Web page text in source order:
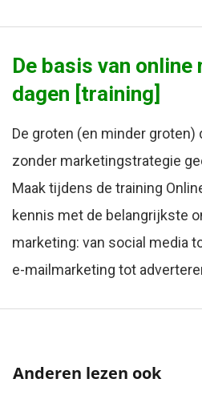
De basis van online
dagen [training]
De groten (en minder groten)
zonder marketingstrategie
Maak tijdens de training
kennis met de belangrijkste
marketing: van social media
e-mailmarketing tot
Anderen lezen ook